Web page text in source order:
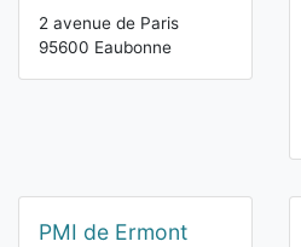
2 avenue de Paris
95600 Eaubonne
PMI de Ermont